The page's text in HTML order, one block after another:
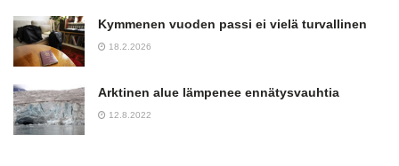
Kymmenen vuoden passi ei vielä turvallinen
18.2.2026
Arktinen alue lämpenee ennätysvauhtia
12.8.2022